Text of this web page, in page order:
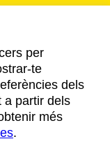
per
te
dels
a partir dels
més
.